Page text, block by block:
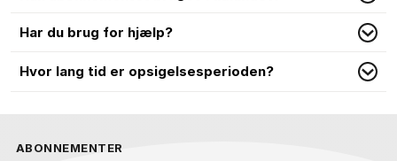
Har du brug for hjælp?
Hvor lang tid er opsigelsesperioden?
ABONNEMENTER